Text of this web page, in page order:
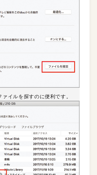
イルを探すのに便利です。